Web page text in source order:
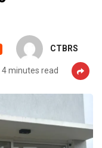
CTBRS
4 minutes read